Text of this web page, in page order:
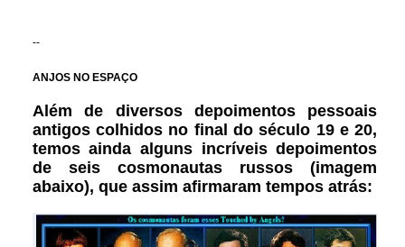
--
ANJOS NO ESPAÇO
Além de diversos depoimentos pessoais
antigos colhidos no final do século 19 e 20,
temos ainda alguns incríveis depoimentos
de seis cosmonautas russos (imagem
abaixo), que assim afirmaram tempos atrás: